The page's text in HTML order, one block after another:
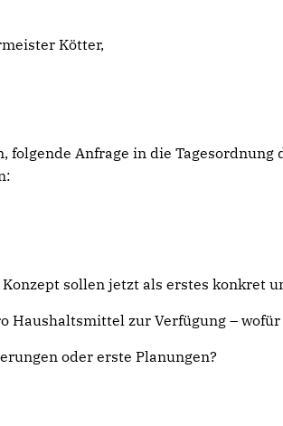
Kötter,
folgende Anfrage in die Tagesordnung
sollen jetzt als erstes konkret
Haushaltsmittel zur Verfügung –
oder erste Planungen?